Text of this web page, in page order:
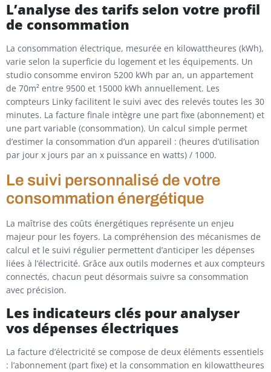
L’analyse des tarifs selon votre profil
de consommation
La consommation électrique, mesurée en kilowattheures (kWh),
varie selon la superficie du logement et les équipements. Un
studio consomme environ 5200 kWh par an, un appartement
de 70m² entre 9500 et 15000 kWh annuellement. Les
compteurs Linky facilitent le suivi avec des relevés toutes les 30
minutes. La facture finale intègre une part fixe (abonnement) et
une part variable (consommation). Un calcul simple permet
d’estimer la consommation d’un appareil : (heures d’utilisation
par jour x jours par an x puissance en watts) / 1000.
Le suivi personnalisé de votre
consommation énergétique
La maîtrise des coûts énergétiques représente un enjeu
majeur pour les foyers. La compréhension des mécanismes de
calcul et le suivi régulier permettent d’anticiper les dépenses
liées à l’électricité. Grâce aux outils modernes et aux compteurs
connectés, chacun peut désormais suivre sa consommation
avec précision.
Les indicateurs clés pour analyser
vos dépenses électriques
La facture d’électricité se compose de deux éléments essentiels
: l’abonnement (part fixe) et la consommation en kilowattheures